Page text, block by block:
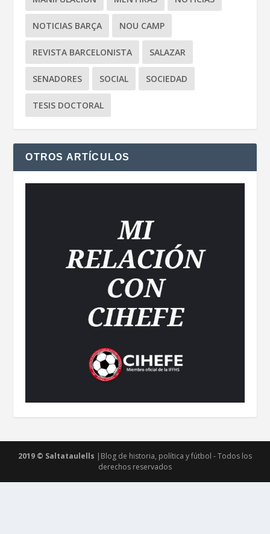
NOTICIAS BARÇA NOU CAMP
REVISTA BARCELONISTA SALAZAR
SENADORES SOCIAL SOCIEDAD
TESIS DOCTORAL
OTROS ARTÍCULOS
2019 © Saltataulells |Blog de historia, política y fútbol - Todos los
derechos reservados